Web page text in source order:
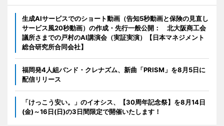
生成AIサービスでのショート動画（告知5秒動画と保険の見直し
サービス風20秒動画）の作成・先行一般公開： 北大阪商工会
議所さまでの戸村のAI講演会（実証実演）【日本マネジメント
総合研究所合同会社】
福岡発4人組バンド・クレナズム、新曲「PRISM」を8月5日に
配信リリース
「けっこう安い。」のイオシス、【30周年記念祭】を8月14日
(金)～16日(日)の3日間限定で開催いたします！